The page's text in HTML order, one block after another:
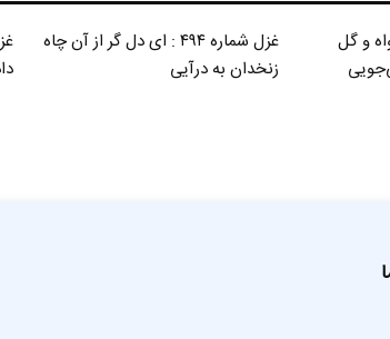
می خواه و گل
غزل شماره ۴۹۴ : ای دل گر از آن چاه
زنخدان به درآیی